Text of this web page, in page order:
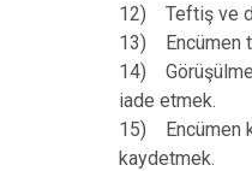
12) Teftiş ve
13) Encümen
14)
iade etmek.
15) Encümen
kaydetmek.